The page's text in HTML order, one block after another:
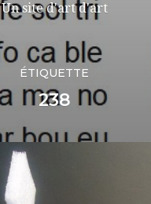
Un site d'art d'art
ÉTIQUETTE
238